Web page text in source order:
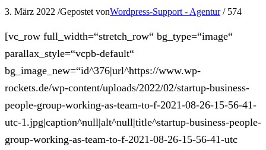
3. März 2022 /Gepostet vonWordpress-Support - Agentur / 574
[vc_row full_width=“stretch_row“ bg_type=“image“
parallax_style=“vcpb-default“
bg_image_new=“id^376|url^https://www.wp-
rockets.de/wp-content/uploads/2022/02/startup-business-
people-group-working-as-team-to-f-2021-08-26-15-56-41-
utc-1.jpg|caption^null|alt^null|title^startup-business-people-
group-working-as-team-to-f-2021-08-26-15-56-41-utc